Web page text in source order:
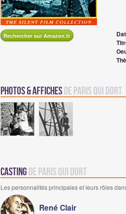
Rechercher sur Amazon.fr
Photos & Affichesde Paris qui dort
Casting de Paris qui dort
Les personnalités principales et leurs rôles
René Clair